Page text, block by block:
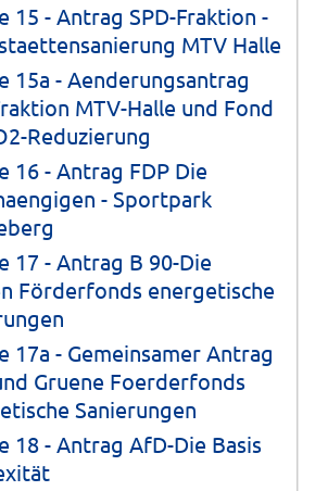
15 - Antrag SPD-Fraktion -
MTV Halle
15a - Aenderungsantrag
MTV-Halle und Fond
Reduzierung
16 - Antrag FDP Die
- Sportpark
17 - Antrag B 90-Die
Förderfonds energetische
17a - Gemeinsamer Antrag
Gruene Foerderfonds
Sanierungen
18 - Antrag AfD-Die Basis